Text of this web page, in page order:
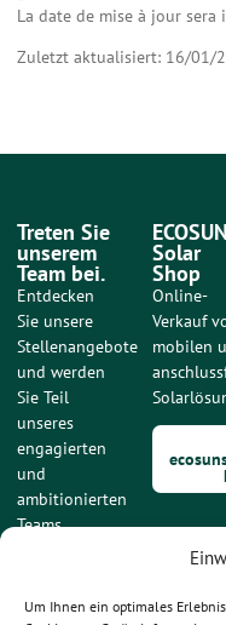
Um Ihnen ein optimales
La date de mise à jour sera
Zuletzt aktualisiert: 16/01/
Treten Sie
unserem
Team bei.
Entdecken
Sie unsere
Stellenangebote
und werden
Sie Teil
unseres
engagierten
und
ambitionierten
Teams.
ansehen
ECOSUN
Solar
Shop
Online-
Verkauf
mobilen